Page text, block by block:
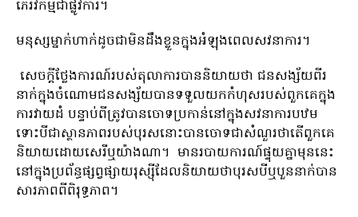
ភេរវកម្មជាផ្លូវការ។
មនុស្សម្នាក់ហាក់ដូចជាមិនដឹងខ្លួនក្នុងអំឡុងពេលសវនាការ។
សេចក្តីថ្លែងការណ៍របស់តុលាការបាននិយាយថា ជនសង្ស័យពីរ
នាក់ក្នុងចំណោមជនសង្ស័យបានទទួលយកកំហុសរបស់ពួកគេក្នុង
ការវាយដំ បន្ទាប់ពីត្រូវបានចោទប្រកាន់នៅក្នុងសវនាការបឋម
ទោះបីជាស្ថានភាពរបស់បុរសនោះបានចោទជាសំណួរថាតើពួកគេ
និយាយដោយសេរីឬយ៉ាងណា។ មាន​របាយការណ៍​ផ្ទុយ​គ្នា​មុន​នេះ​
នៅ​ក្នុង​ប្រព័ន្ធ​ផ្សព្វផ្សាយ​រុស្ស៊ី​ដែល​និយាយ​ថា​បុរស​បី​ឬ​បួន​នាក់​បាន​
សារភាព​ពី​ពិរុទ្ធភាព។